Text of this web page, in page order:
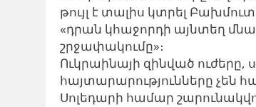
թույլ է տալիս կտրել
«դրան կհաջորդի այնտեղ
շրջափակումը»։
Ուկրաինայի զինված
հայտարարությունները
Սոլեդարի համար